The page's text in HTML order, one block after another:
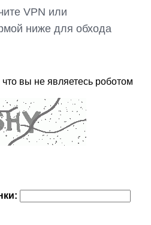
VPN или
ниже для обхода
вы не являетесь роботом